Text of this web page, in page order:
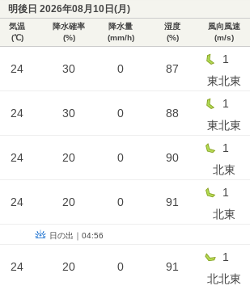
明後日 2026年08月10日(月 )
気温
(℃)
降水確率
(%)
降水量
(mm/h)
湿度
(%)
風向風速
(m/s)
24 30 0 87
1
東北東
24 30 0 88
1
東北東
24 20 0 90
1
北東
24 20 0 91
1
北東
日の出｜04:56
24 20 0 91
1
北北東